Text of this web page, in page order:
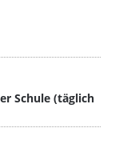
Schule (täglich